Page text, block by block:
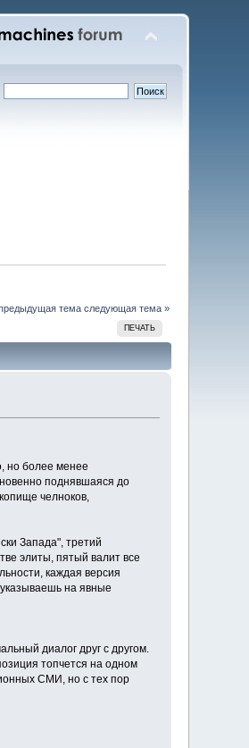
тема следующая тема »
ПЕЧАТЬ
но более менее
поднявшаяся до
челноков,
Запада", третий
элиты, пятый валит все
каждая версия
на явные
диалог друг с другом.
топчется на одном
СМИ, но с тех пор